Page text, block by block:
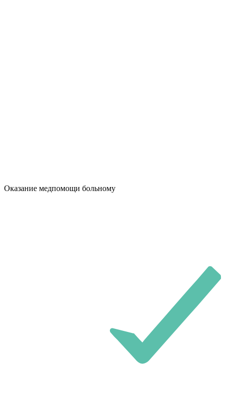
Оказание медпомощи больному